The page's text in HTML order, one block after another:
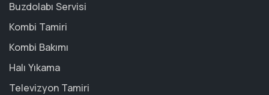
Buzdolabı Servisi
Kombi Tamiri
Kombi Bakımı
Halı Yıkama
Televizyon Tamiri